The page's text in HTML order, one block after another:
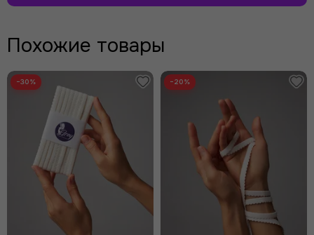
Похожие товары
−30% −20%